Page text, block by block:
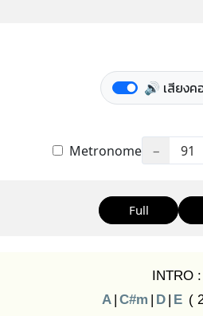
🔊 เสียงค
Metronome − 91
Full
INTRO :
A | C#m | D | E (